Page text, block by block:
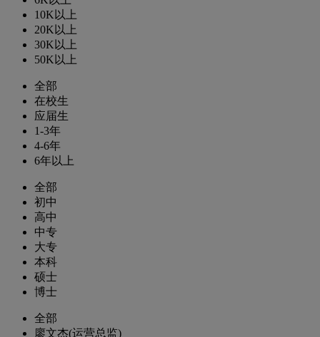
10K以上
20K以上
30K以上
50K以上
全部
在校生
应届生
1-3年
4-6年
6年以上
全部
初中
高中
中专
大专
本科
硕士
博士
全部
廖文杰(运营总监)